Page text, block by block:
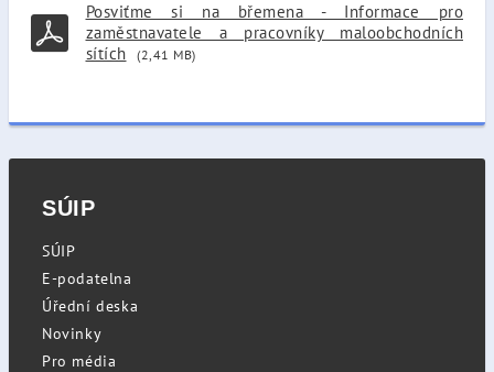
Posviťme si na břemena - Informace pro
zaměstnavatele a pracovníky maloobchodních
sítích
(2,41 MB)
SÚIP
SÚIP
E-podatelna
Úřední deska
Novinky
Pro média